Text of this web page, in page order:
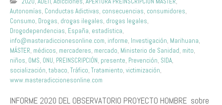
Autonomías, Conductas Adictivas, consecuencias, consumidores,
Consumo, Drogas, drogas ilegales, drogas legales,
Drogodependencias, España, estadística,
info@masteradiccionesonline.com, informe, Investigación, Marihuana,
MÁSTER, médicos, mercaderes, mercado, Ministerio de Sanidad, mito,
niños, OMS, ONU, PREINSCRIPCIÓN, presente, Prevención, SIDA,
socialización, tabaco, Tráfico, Tratamiento, victimización,
www.masteradiccionesonline.com
INFORME 2020 DEL OBSERVATORIO PROYECTO HOMBRE sobre